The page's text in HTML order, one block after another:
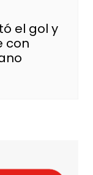
el gol y
con